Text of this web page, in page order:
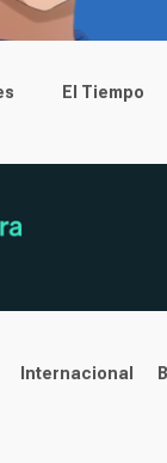
El Tiempo
Internacional